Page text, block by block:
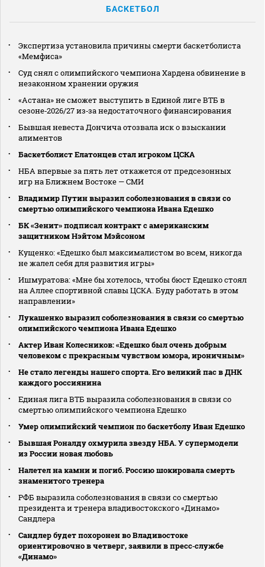
БАСКЕТБОЛ
Экспертиза установила причины смерти баскетболиста
«Мемфиса»
Суд снял с олимпийского чемпиона Хардена обвинение в
незаконном хранении оружия
«Астана» не сможет выступить в Единой лиге ВТБ в
сезоне‑2026/27 из‑за недостаточного финансирования
Бывшая невеста Дончича отозвала иск о взыскании
алиментов
Баскетболист Елатонцев стал игроком ЦСКА
НБА впервые за пять лет откажется от предсезонных
игр на Ближнем Востоке — СМИ
Владимир Путин выразил соболезнования в связи со
смертью олимпийского чемпиона Ивана Едешко
БК «Зенит» подписал контракт с американским
защитником Нэйтом Мэйсоном
Кущенко: «Едешко был максималистом во всем, никогда
не жалел себя для развития игры»
Ишмуратова: «Мне бы хотелось, чтобы бюст Едешко стоял
на Аллее спортивной славы ЦСКА. Буду работать в этом
направлении»
Лукашенко выразил соболезнования в связи со смертью
олимпийского чемпиона Ивана Едешко
Актер Иван Колесников: «Едешко был очень добрым
человеком с прекрасным чувством юмора, ироничным»
Не стало легенды нашего спорта. Его великий пас в ДНК
каждого россиянина
Единая лига ВТБ выразила соболезнования в связи со
смертью олимпийского чемпиона Едешко
Умер олимпийский чемпион по баскетболу Иван Едешко
Бывшая Роналду охмурила звезду НБА. У супермодели
из России новая любовь
Налетел на камни и погиб. Россию шокировала смерть
знаменитого тренера
РФБ выразила соболезнования в связи со смертью
президента и тренера владивостокского «Динамо»
Сандлера
Сандлер будет похоронен во Владивостоке
ориентировочно в четверг, заявили в пресс‑службе
«Динамо»